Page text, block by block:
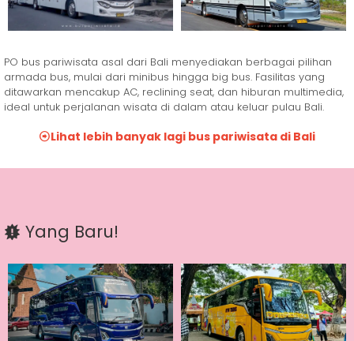
PO bus pariwisata asal dari Bali menyediakan berbagai pilihan
armada bus, mulai dari minibus hingga big bus. Fasilitas yang
ditawarkan mencakup AC, reclining seat, dan hiburan multimedia,
ideal untuk perjalanan wisata di dalam atau keluar pulau Bali.
Lihat lebih banyak lagi bus pariwisata di Bali
Yang Baru!